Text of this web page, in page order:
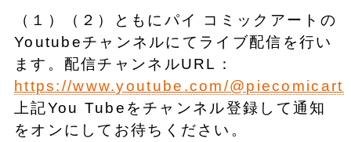
（１）（２）ともにパイ コミックアートの
Youtubeチャンネルにてライブ配信を行い
ます。配信チャンネルURL：
https://www.youtube.com/@piecomicart
上記You Tubeをチャンネル登録して通知
をオンにしてお待ちください。